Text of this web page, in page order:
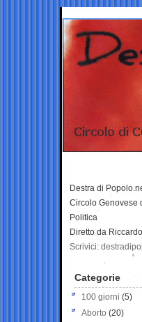
Destra di
Circolo Genovese
Politica
Diretto da
Scrivici:
Categorie
100 giorni (5)
Aborto (20)